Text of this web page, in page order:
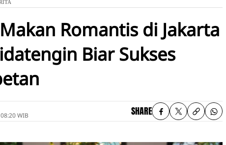
Romantis di Jakarta
Biar Sukses
WIB SHARE